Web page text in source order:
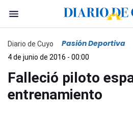
Diario de Cuyo Pasión Deportiva
4 de junio de 2016 - 00:00
Falleció piloto
entrenamiento